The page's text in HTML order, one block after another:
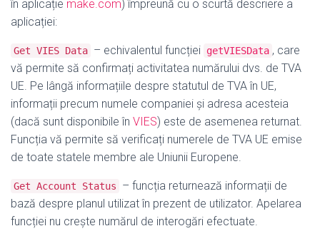
în aplicație make.com) împreună cu o scurtă descriere a
aplicației:
Get VIES Data – echivalentul funcției getVIESData , care
vă permite să confirmați activitatea numărului dvs. de TVA
UE. Pe lângă informațiile despre statutul de TVA în UE,
informații precum numele companiei și adresa acesteia
(dacă sunt disponibile în VIES) este de asemenea returnat.
Funcția vă permite să verificați numerele de TVA UE emise
de toate statele membre ale Uniunii Europene.
Get Account Status
– funcția returnează informații de
bază despre planul utilizat în prezent de utilizator. Apelarea
funcției nu crește numărul de interogări efectuate.